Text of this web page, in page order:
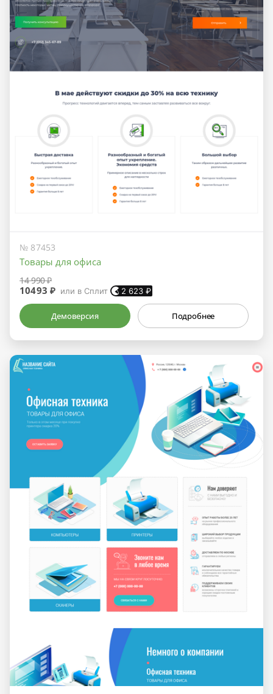
№ 87453
Товары для офиса
14 990 ₽
10493 ₽ или в Сплит 2 623 ₽
Демоверсия Подробнее